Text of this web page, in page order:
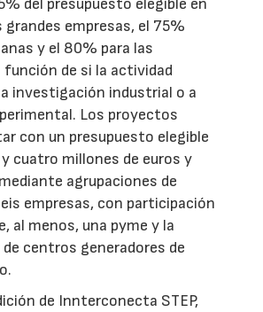
del presupuesto elegible en
grandes empresas, el 75%
y el 80% para las
función de si la actividad
investigación industrial o a
Los proyectos
con un presupuesto elegible
cuatro millones de euros y
agrupaciones de
empresas, con participación
al menos, una pyme y la
centros generadores de
de Innterconecta STEP,